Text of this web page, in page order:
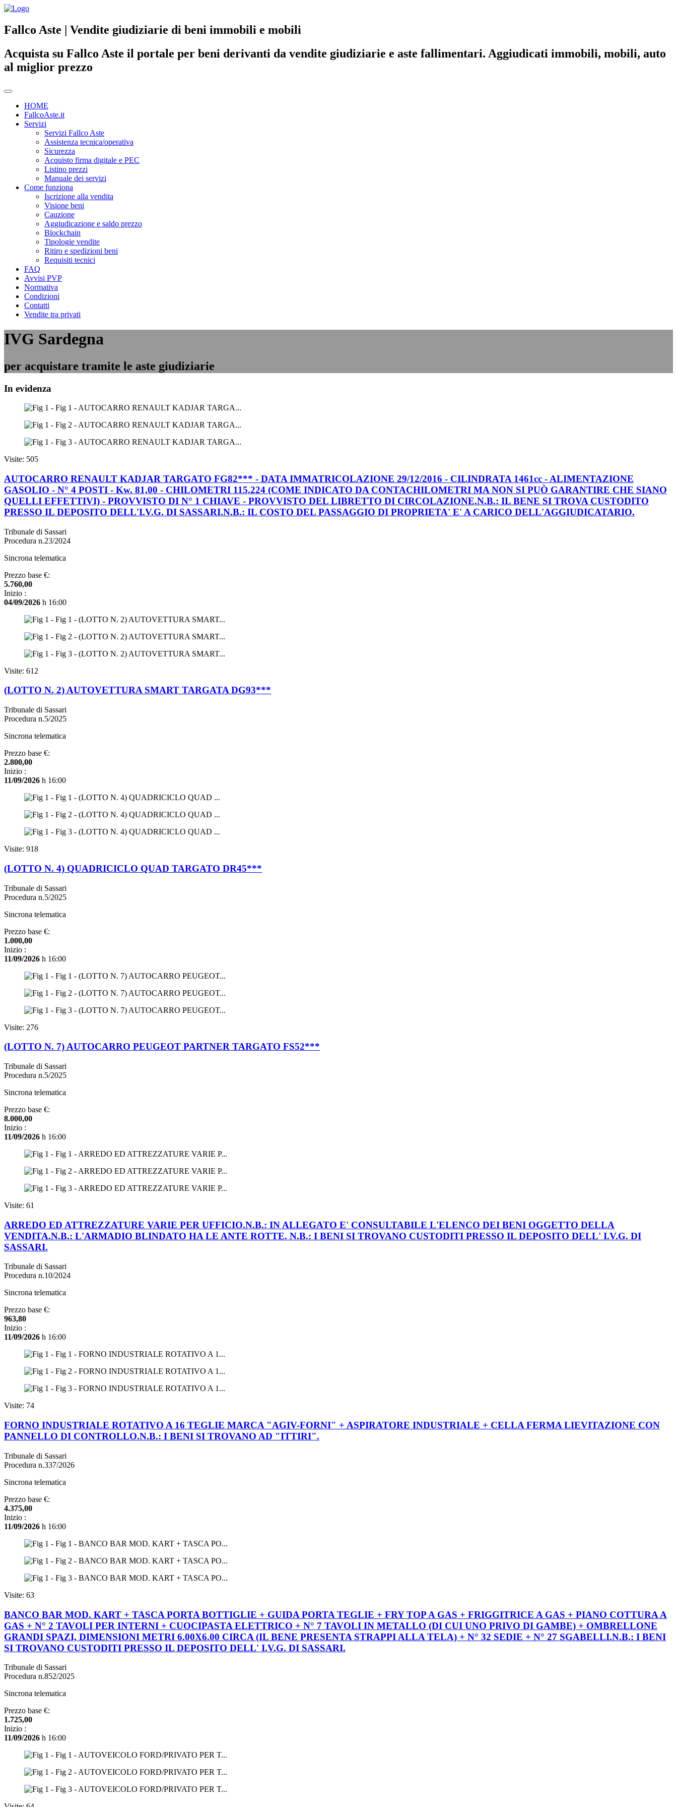
Fallco Aste | Vendite giudiziarie di beni immobili e mobili
Acquista su Fallco Aste il portale per beni derivanti da vendite giudiziarie e aste fallimentari. Aggiudicati immobili, mobili, auto
al miglior prezzo
HOME
FallcoAste.it
Servizi
Servizi Fallco Aste
Assistenza tecnica/operativa
Sicurezza
Acquisto firma digitale e PEC
Listino prezzi
Manuale dei servizi
Come funziona
Iscrizione alla vendita
Visione beni
Cauzione
Aggiudicazione e saldo prezzo
Blockchain
Tipologie vendite
Ritiro e spedizioni beni
Requisiti tecnici
FAQ
Avvisi PVP
Normativa
Condizioni
Contatti
Vendite tra privati
IVG Sardegna
per acquistare tramite le aste giudiziarie
In evidenza
Visite: 505
AUTOCARRO RENAULT KADJAR TARGATO FG82*** - DATA IMMATRICOLAZIONE 29/12/2016 - CILINDRATA 1461cc - ALIMENTAZIONE
GASOLIO - N° 4 POSTI - Kw. 81,00 - CHILOMETRI 115.224 (COME INDICATO DA CONTACHILOMETRI MA NON SI PUÒ GARANTIRE CHE SIANO
QUELLI EFFETTIVI) - PROVVISTO DI N° 1 CHIAVE - PROVVISTO DEL LIBRETTO DI CIRCOLAZIONE.N.B.: IL BENE SI TROVA CUSTODITO
PRESSO IL DEPOSITO DELL'I.V.G. DI SASSARI.N.B.: IL COSTO DEL PASSAGGIO DI PROPRIETA' E' A CARICO DELL'AGGIUDICATARIO.
Tribunale di Sassari
Procedura n.23/2024
Sincrona telematica
Prezzo base €:
5.760,00
Inizio :
04/09/2026 h 16:00
Visite: 612
(LOTTO N. 2) AUTOVETTURA SMART TARGATA DG93***
Tribunale di Sassari
Procedura n.5/2025
Sincrona telematica
Prezzo base €:
2.800,00
Inizio :
11/09/2026 h 16:00
Visite: 918
(LOTTO N. 4) QUADRICICLO QUAD TARGATO DR45***
Tribunale di Sassari
Procedura n.5/2025
Sincrona telematica
Prezzo base €:
1.000,00
Inizio :
11/09/2026 h 16:00
Visite: 276
(LOTTO N. 7) AUTOCARRO PEUGEOT PARTNER TARGATO FS52***
Tribunale di Sassari
Procedura n.5/2025
Sincrona telematica
Prezzo base €:
8.000,00
Inizio :
11/09/2026 h 16:00
Visite: 61
ARREDO ED ATTREZZATURE VARIE PER UFFICIO.N.B.: IN ALLEGATO E' CONSULTABILE L'ELENCO DEI BENI OGGETTO DELLA
VENDITA.N.B.: L'ARMADIO BLINDATO HA LE ANTE ROTTE. N.B.: I BENI SI TROVANO CUSTODITI PRESSO IL DEPOSITO DELL' I.V.G. DI
SASSARI.
Tribunale di Sassari
Procedura n.10/2024
Sincrona telematica
Prezzo base €:
963,80
Inizio :
11/09/2026 h 16:00
Visite: 74
FORNO INDUSTRIALE ROTATIVO A 16 TEGLIE MARCA "AGIV-FORNI" + ASPIRATORE INDUSTRIALE + CELLA FERMA LIEVITAZIONE CON
PANNELLO DI CONTROLLO.N.B.: I BENI SI TROVANO AD "ITTIRI".
Tribunale di Sassari
Procedura n.337/2026
Sincrona telematica
Prezzo base €:
4.375,00
Inizio :
11/09/2026 h 16:00
Visite: 63
BANCO BAR MOD. KART + TASCA PORTA BOTTIGLIE + GUIDA PORTA TEGLIE + FRY TOP A GAS + FRIGGITRICE A GAS + PIANO COTTURA A
GAS + N° 2 TAVOLI PER INTERNI + CUOCIPASTA ELETTRICO + N° 7 TAVOLI IN METALLO (DI CUI UNO PRIVO DI GAMBE) + OMBRELLONE
GRANDI SPAZI, DIMENSIONI METRI 6.00X6.00 CIRCA (IL BENE PRESENTA STRAPPI ALLA TELA) + N° 32 SEDIE + N° 27 SGABELLI.N.B.: I BENI
SI TROVANO CUSTODITI PRESSO IL DEPOSITO DELL' I.V.G. DI SASSARI.
Tribunale di Sassari
Procedura n.852/2025
Sincrona telematica
Prezzo base €:
1.725,00
Inizio :
11/09/2026 h 16:00